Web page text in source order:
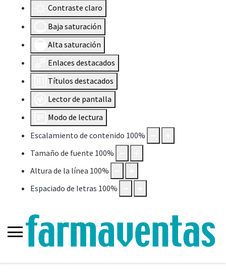
Contraste claro
Baja saturación
Alta saturación
Enlaces destacados
Títulos destacados
Lector de pantalla
Modo de lectura
Escalamiento de contenido 100%
Tamaño de fuente 100%
Altura de la línea 100%
Espaciado de letras 100%